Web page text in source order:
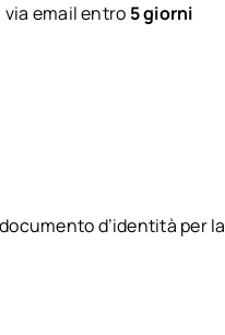
email entro 5 giorni
d’identità per la